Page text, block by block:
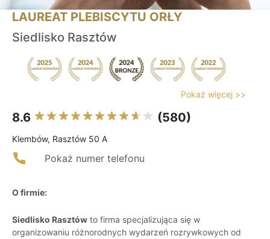
LAUREAT PLEBISCYTU ORŁY
Siedlisko Rasztów
Pokaż więcej >>
8.6 (580)
Klembów, Rasztów 50 A
Pokaż numer telefonu
O firmie:
Siedlisko Rasztów to firma specjalizująca się w
organizowaniu różnorodnych wydarzeń rozrywkowych od